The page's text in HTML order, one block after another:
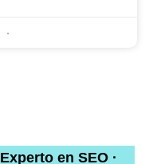
Experto en SEO ·